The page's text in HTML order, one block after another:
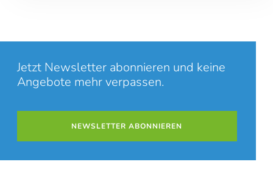
Jetzt Newsletter abonnieren und keine
Angebote mehr verpassen.
NEWSLETTER ABONNIEREN